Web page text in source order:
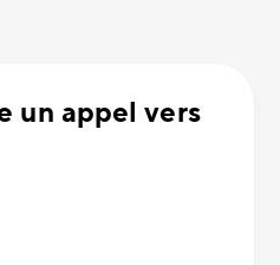
un appel vers